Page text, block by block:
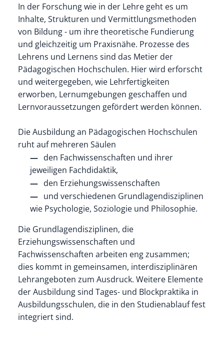
In der Forschung wie in der Lehre geht es um
Inhalte, Strukturen und Vermittlungsmethoden
von Bildung - um ihre theoretische Fundierung
und gleichzeitig um Praxisnähe. Prozesse des
Lehrens und Lernens sind das Metier der
Pädagogischen Hochschulen. Hier wird erforscht
und weitergegeben, wie Lehrfertigkeiten
erworben, Lernumgebungen geschaffen und
Lernvoraussetzungen gefördert werden können.
Die Ausbildung an Pädagogischen Hochschulen
ruht auf mehreren Säulen
den Fachwissenschaften und ihrer
jeweiligen Fachdidaktik,
den Erziehungswissenschaften
und verschiedenen Grundlagendisziplinen
wie Psychologie, Soziologie und Philosophie.
Die Grundlagendisziplinen, die
Erziehungswissenschaften und
Fachwissenschaften arbeiten eng zusammen;
dies kommt in gemeinsamen, interdisziplinären
Lehrangeboten zum Ausdruck. Weitere Elemente
der Ausbildung sind Tages- und Blockpraktika in
Ausbildungsschulen, die in den Studienablauf fest
integriert sind.